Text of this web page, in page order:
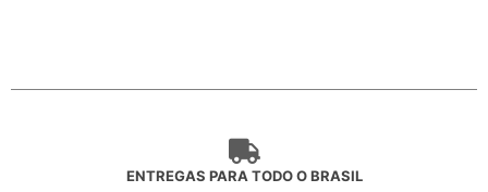
ENTREGAS PARA TODO O BRASIL